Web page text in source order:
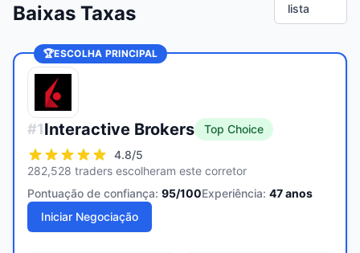
Baixas Taxas
lista
🏆ESCOLHA PRINCIPAL
#1Interactive Brokers
Top Choice
4.8/5
282,528 traders escolheram este corretor
Pontuação de confiança: 95/100Experiência: 47anos
Iniciar Negociação